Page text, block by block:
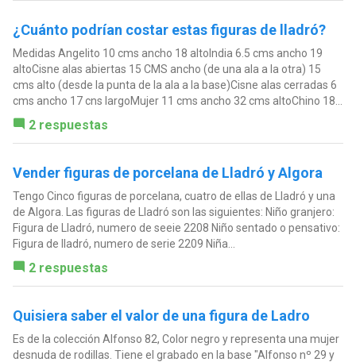
¿Cuánto podrían costar estas figuras de lladró?
Medidas Angelito 10 cms ancho 18 altoIndia 6.5 cms ancho 19
altoCisne alas abiertas 15 CMS ancho (de una ala a la otra) 15
cms alto (desde la punta de la ala a la base)Cisne alas cerradas 6
cms ancho 17 cns largoMujer 11 cms ancho 32 cms altoChino 18...
2 respuestas
Vender figuras de porcelana de Lladró y Algora
Tengo Cinco figuras de porcelana, cuatro de ellas de Lladró y una
de Algora. Las figuras de Lladró son las siguientes: Niño granjero:
Figura de Lladró, numero de seeie 2208 Niño sentado o pensativo:
Figura de lladró, numero de serie 2209 Niña...
2 respuestas
Quisiera saber el valor de una figura de Ladro
Es de la colección Alfonso 82, Color negro y representa una mujer
desnuda de rodillas. Tiene el grabado en la base "Alfonso nº 29 y